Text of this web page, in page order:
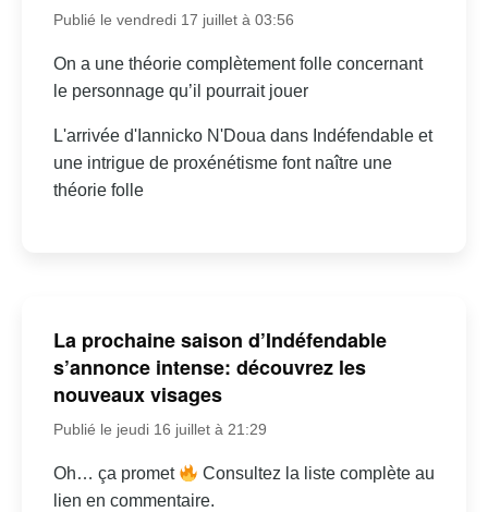
Publié le vendredi 17 juillet à 03:56
On a une théorie complètement folle concernant
le personnage qu’il pourrait jouer
L'arrivée d'Iannicko N'Doua dans Indéfendable et
une intrigue de proxénétisme font naître une
théorie folle
La prochaine saison d’Indéfendable
s’annonce intense: découvrez les
nouveaux visages
Publié le jeudi 16 juillet à 21:29
Oh… ça promet
Consultez la liste complète au
lien en commentaire.